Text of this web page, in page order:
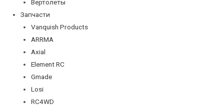
Вертолеты
Запчасти
Vanquish Products
ARRMA
Axial
Element RC
Gmade
Losi
RC4WD